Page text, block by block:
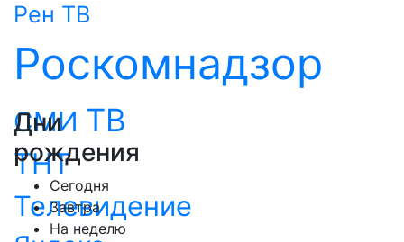
Рен ТВ
Роскомнадзор
СМИ ТВ
ТНТ
Телевидение
Дни
рождения
Сегодня
Завтра
На неделю